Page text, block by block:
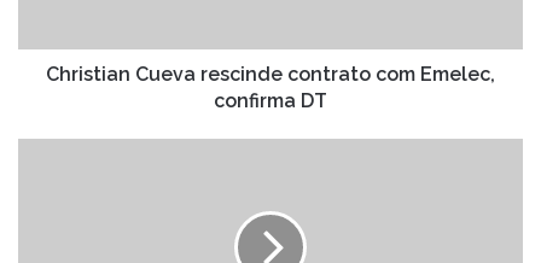
Christian Cueva rescinde contrato com Emelec,
confirma DT